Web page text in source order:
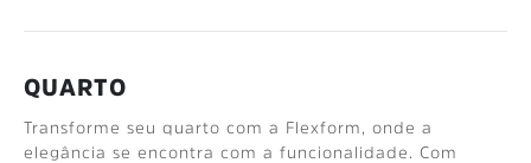
QUARTO
Transforme seu quarto com a Flexform, onde a
elegância se encontra com a funcionalidade. Com